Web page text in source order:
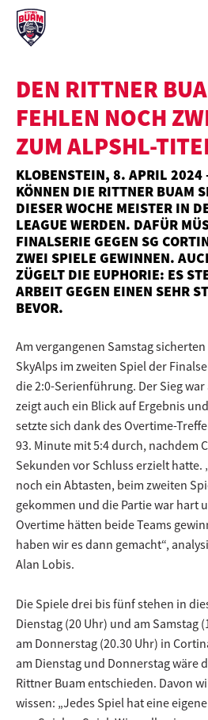
DEN RITTNER
FEHLEN NOCH
ZUM ALPSHL-
KLOBENSTEIN, 8. APRIL 2024
KÖNNEN DIE RITTNER BUAM
DIESER WOCHE MEISTER IN
LEAGUE WERDEN. DAFÜR
FINALSERIE GEGEN SG
ZWEI SPIELE GEWINNEN.
ZÜGELT DIE EUPHORIE: ES
ARBEIT GEGEN EINEN SEHR
BEVOR.
Am vergangenen Samstag
SkyAlps im zweiten Spiel der
die 2:0-Serienführung. Der Sieg
zeigt auch ein Blick auf Ergebnis
setzte sich dank des Overtime-
93. Minute mit 5:4 durch, nachdem
Sekunden vor Schluss erzielt hatte.
noch ein Abtasten, beim zweiten
gekommen und die Partie war hart
Overtime hätten beide Teams
haben wir es dann gemacht“,
Alan Lobis.
Die Spiele drei bis fünf stehen in
Dienstag (20 Uhr) und am Samstag
am Donnerstag (20.30 Uhr) in
am Dienstag und Donnerstag wäre
Rittner Buam entschieden. Davon
wissen: „Jedes Spiel hat eine